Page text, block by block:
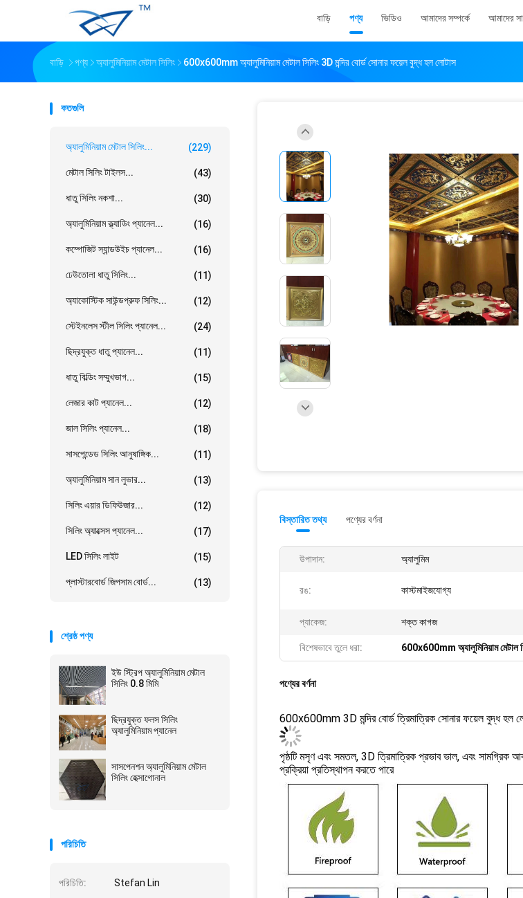
বাড়ি পণ্য ভিডিও আমাদের সম্পর্কে আমাদের
বাড়ি পণ্য অ্যালুমিনিয়াম মেটাল সিলিং 600x600mm অ্যালুমিনিয়াম মেটাল সিলিং 3D মন্দির বোর্ড সোনার ফয়েল বুদ্ধ হল লোটাস
কতগুলি
অ্যালুমিনিয়াম মেটাল সিলিং... (229)
মেটাল সিলিং টাইলস... (43)
ধাতু সিলিং নকশা... (30)
অ্যালুমিনিয়াম ক্ল্যাডিং প্যানেল... (16)
কম্পোজিট স্যান্ডউইচ প্যানেল... (16)
ঢেউতোলা ধাতু সিলিং... (11)
অ্যাকোস্টিক সাউন্ডপ্রুফ সিলিং... (12)
স্টেইনলেস স্টীল সিলিং প্যানেল... (24)
ছিদ্রযুক্ত ধাতু প্যানেল... (11)
ধাতু বিল্ডিং সম্মুখভাগ... (15)
লেজার কাট প্যানেল... (12)
জাল সিলিং প্যানেল... (18)
সাসপেন্ডেড সিলিং আনুষাঙ্গিক... (11)
অ্যালুমিনিয়াম সান লুভার... (13)
সিলিং এয়ার ডিফিউজার... (12)
সিলিং অ্যাক্সেস প্যানেল... (17)
LED সিলিং লাইট (15)
প্লাস্টারবোর্ড জিপসাম বোর্ড... (13)
শ্রেষ্ঠ পণ্য
ইউ স্ট্রিপ অ্যালুমিনিয়াম মেটাল
সিলিং 0.8 মিমি
ছিদ্রযুক্ত ফলস সিলিং
অ্যালুমিনিয়াম প্যানেল
সাসপেনশন অ্যালুমিনিয়াম মেটাল
সিলিং হেক্সাগোনাল
পরিচিতি
পরিচিতি: Stefan Lin
বিস্তারিত তথ্য পণ্যের বর্ণনা
উপাদান: অ্যালুমিম
রঙ: কাস্টমাইজযোগ্য
প্যাকেজ: শক্ত কাগজ
বিশেষভাবে তুলে ধরা: 600x600mm অ্যালুমিনিয়াম মেটাল
পণ্যের বর্ণনা
600x600mm 3D মন্দির বোর্ড ত্রিমাত্রিক সোনার ফয়েল বুদ্ধ হল
পৃষ্ঠটি মসৃণ এবং সমতল, 3D ত্রিমাত্রিক প্রভাব ভাল, এবং সামগ্রিক
প্রক্রিয়া প্রতিস্থাপন করতে পারে